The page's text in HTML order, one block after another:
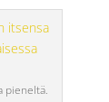
pieneltä.